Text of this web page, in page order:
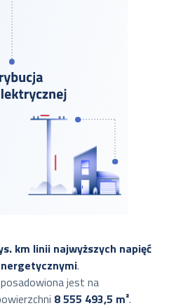
km linii najwyższych napięć
.
jest na
8 555 493,5 m².